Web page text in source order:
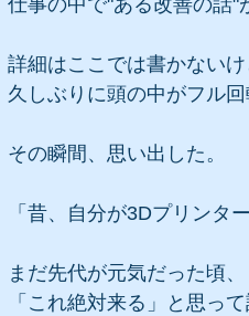
仕事の中で"ある改善の話"
詳細はここでは書かないけ
久しぶりに頭の中がフル
その瞬間、思い出した。
「昔、自分が3Dプリンタ
まだ先代が元気だった頃、
「これ絶対来る」と思っ